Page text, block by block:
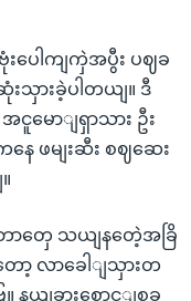
းပေါကျကှဲအပွီး ပဈခ
သှားခဲ့ပါတယျ။ ဒီ
ငူမောျရှာသား ဦး
ေ ဖမျးဆီး စဈဆေး
ာတှေ သယျနတေဲ့အခြိ
ော့ လာခေါျသှားတ
နယျခွားစောင့ျစခ